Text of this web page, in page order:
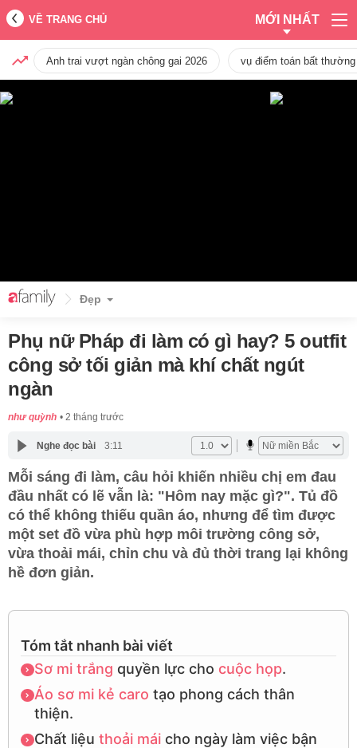
VỀ TRANG CHỦ MỚI NHẤT
Anh trai vượt ngàn chông gai 2026 vụ điểm toán bất
Đẹp
Phụ nữ Pháp đi làm có gì hay? 5 outfit
công sở tối giản mà khí chất ngút
ngàn
như quỳnh 2 tháng trước
Nghe đọc bài 3:11
Mỗi sáng đi làm, câu hỏi khiến nhiều chị em đau
đầu nhất có lẽ vẫn là: "Hôm nay mặc gì?". Tủ đồ
có thể không thiếu quần áo, nhưng để tìm được
một set đồ vừa phù hợp môi trường công sở,
vừa thoải mái, chỉn chu và đủ thời trang lại không
hề đơn giản.
Tóm tắt nhanh bài viết
Sơ mi trắng quyền lực cho cuộc họp.
Áo sơ mi kẻ caro tạo phong cách thân
thiện.
Chất liệu thoải máicho ngày làm việc bận